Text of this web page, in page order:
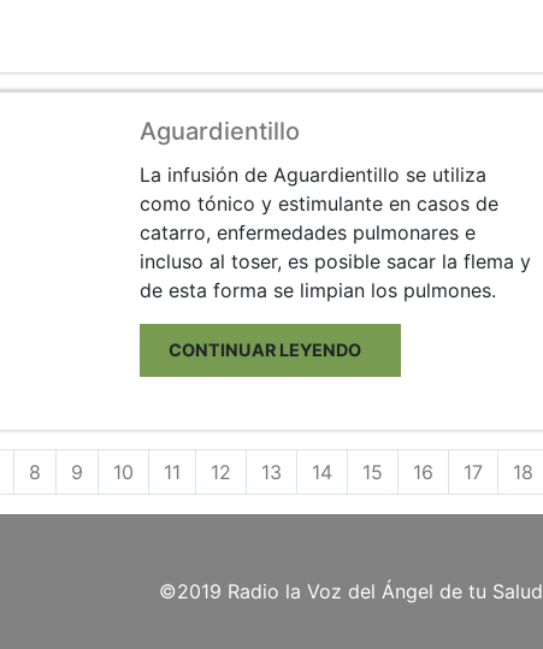
Aguardientillo
La infusión de Aguardientillo se utiliza
como tónico y estimulante en casos de
catarro, enfermedades pulmonares e
incluso al toser, es posible sacar la flema y
de esta forma se limpian los pulmones.
CONTINUAR LEYENDO
8 9 10 11 12 13 14 15 16 17 18
©2019 Radio la Voz del Ángel de tu Salud